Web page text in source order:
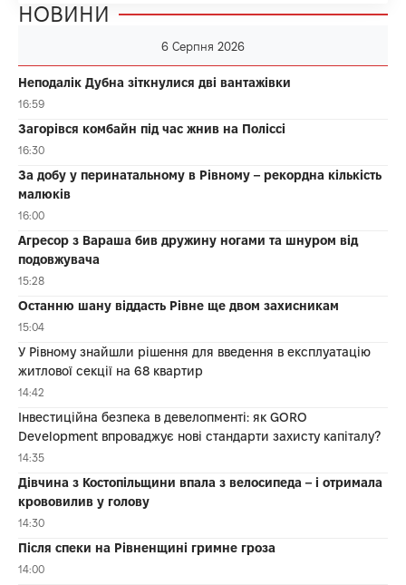
НОВИНИ
6 Серпня 2026
Неподалік Дубна зіткнулися дві вантажівки
16:59
Загорівся комбайн під час жнив на Поліссі
16:30
За добу у перинатальному в Рівному – рекордна кількість
малюків
16:00
Агресор з Вараша бив дружину ногами та шнуром від
подовжувача
15:28
Останню шану віддасть Рівне ще двом захисникам
15:04
У Рівному знайшли рішення для введення в експлуатацію
житлової секції на 68 квартир
14:42
Інвестиційна безпека в девелопменті: як GORO
Development впроваджує нові стандарти захисту капіталу?
14:35
Дівчина з Костопільщини впала з велосипеда – і отримала
крововилив у голову
14:30
Після спеки на Рівненщині гримне гроза
14:00